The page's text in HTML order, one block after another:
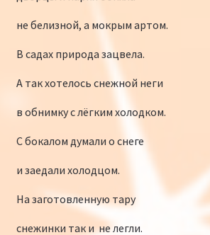
не белизной, а мокрым артом.
В садах природа зацвела.
А так хотелось снежной неги
в обнимку с лёгким холодком.
С бокалом думали о снеге
и заедали холодцом.
На заготовленную тару
снежинки так и не легли.